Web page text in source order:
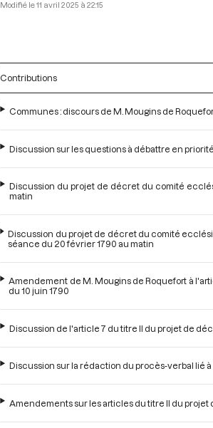
11 avril 2025 à 22:15
Contributions
Communes : discours de M. Mougins de
Discussion sur les questions à débattre en
Discussion du projet de décret du comité
matin
Discussion du projet de décret du comité
séance du 20 février 1790 au matin
Amendement de M. Mougins de Roquefort à
du 10 juin 1790
Discussion de l'article 7 du titre II du projet de
Discussion sur la rédaction du procès-verbal lié
Amendements sur les articles du titre II du